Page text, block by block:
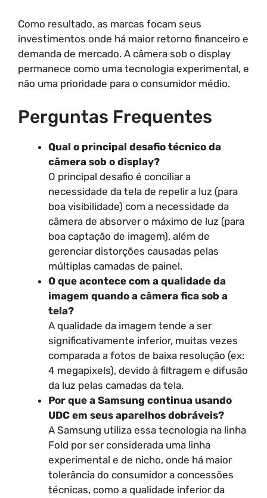
Como resultado, as marcas focam seus
investimentos onde há maior retorno financeiro e
demanda de mercado. A câmera sob o display
permanece como uma tecnologia experimental, e
não uma prioridade para o consumidor médio.
Perguntas Frequentes
Qual o principal desafio técnico da
câmera sob o display?
O principal desafio é conciliar a
necessidade da tela de repelir a luz (para
boa visibilidade) com a necessidade da
câmera de absorver o máximo de luz (para
boa captação de imagem), além de
gerenciar distorções causadas pelas
múltiplas camadas de painel.
O que acontece com a qualidade da
imagem quando a câmera fica sob a
tela?
A qualidade da imagem tende a ser
significativamente inferior, muitas vezes
comparada a fotos de baixa resolução (ex:
4 megapixels), devido à filtragem e difusão
da luz pelas camadas da tela.
Por que a Samsung continua usando
UDC em seus aparelhos dobráveis?
A Samsung utiliza essa tecnologia na linha
Fold por ser considerada uma linha
experimental e de nicho, onde há maior
tolerância do consumidor a concessões
técnicas, como a qualidade inferior da